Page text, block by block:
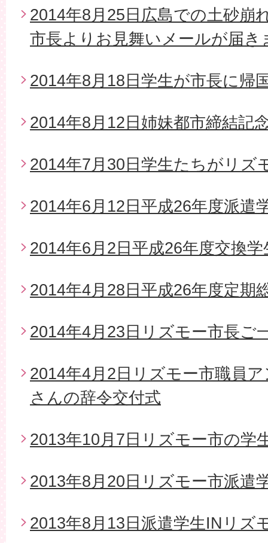
2014年8月25日広島での土砂崩
市長よりお見舞いメールが届き
2014年8月18日学生が市長に帰
2014年8月12日姉妹都市締結記
2014年7月30日学生たちがリズ
2014年6月12日平成26年度派遣
2014年6月2日平成26年度交換
2014年4月28日平成26年度定期
2014年4月23日リズモー市長ご
2014年4月2日リズモー市職員
さんの辞令交付式
2013年10月7日リズモー市の学
2013年8月20日リズモー市派遣
2013年8月13日派遣学生INリズ